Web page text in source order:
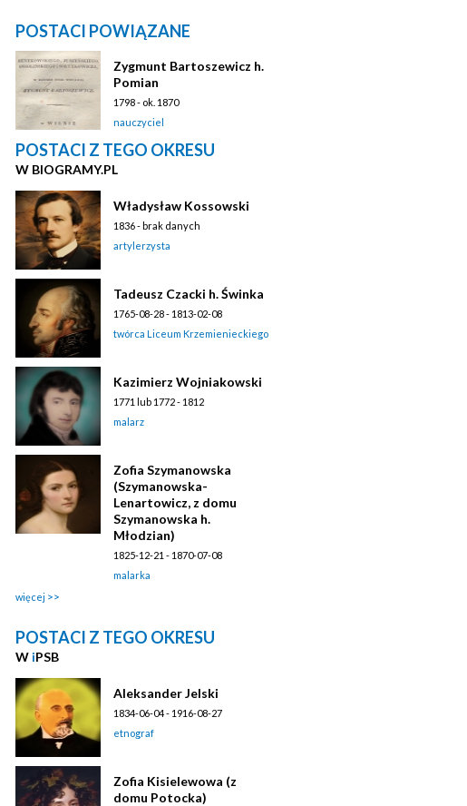
POSTACI POWIĄZANE
Zygmunt Bartoszewicz h.
Pomian
1798 - ok. 1870
nauczyciel
POSTACI Z TEGO OKRESU
W BIOGRAMY.PL
Władysław Kossowski
1836 - brak danych
artylerzysta
Tadeusz Czacki h. Świnka
1765-08-28 - 1813-02-08
twórca Liceum Krzemienieckiego
Kazimierz Wojniakowski
1771 lub 1772 - 1812
malarz
Zofia Szymanowska
(Szymanowska-
Lenartowicz, z domu
Szymanowska h.
Młodzian)
1825-12-21 - 1870-07-08
malarka
więcej
POSTACI Z TEGO OKRESU
W iPSB
Aleksander Jelski
1834-06-04 - 1916-08-27
etnograf
Zofia Kisielewowa (z
domu Potocka)